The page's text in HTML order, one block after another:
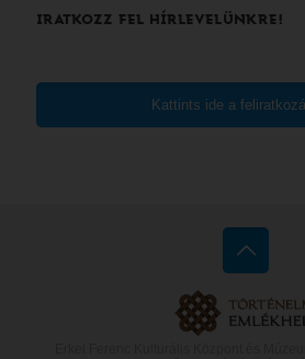
IRATKOZZ FEL HÍRLEVELÜNKRE!
Kattints ide a